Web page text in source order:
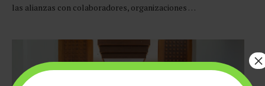
las alianzas con colaboradores, organizaciones …
×